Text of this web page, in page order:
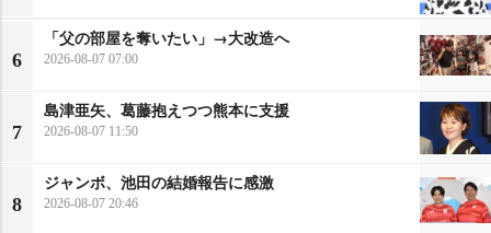
6
「父の部屋を奪いたい」→大改造へ
2026-08-07 07:00
7
島津亜矢、葛藤抱えつつ熊本に支援
2026-08-07 11:50
8
ジャンボ、池田の結婚報告に感激
2026-08-07 20:46